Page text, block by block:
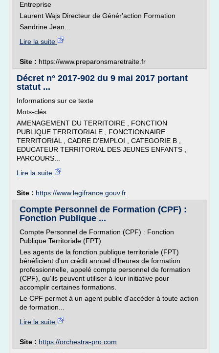
Entreprise
Laurent Wajs Directeur de Génér'action Formation
Sandrine Jean...
Lire la suite
Site : https://www.preparonsmaretraite.fr
Décret n° 2017-902 du 9 mai 2017 portant
statut ...
Informations sur ce texte
Mots-clés
AMENAGEMENT DU TERRITOIRE , FONCTION
PUBLIQUE TERRITORIALE , FONCTIONNAIRE
TERRITORIAL , CADRE D'EMPLOI , CATEGORIE B ,
EDUCATEUR TERRITORIAL DES JEUNES ENFANTS ,
PARCOURS...
Lire la suite
Site : https://www.legifrance.gouv.fr
Compte Personnel de Formation (CPF) :
Fonction Publique ...
Compte Personnel de Formation (CPF) : Fonction
Publique Territoriale (FPT)
Les agents de la fonction publique territoriale (FPT)
bénéficient d'un crédit annuel d'heures de formation
professionnelle, appelé compte personnel de formation
(CPF), qu'ils peuvent utiliser à leur initiative pour
accomplir certaines formations.
Le CPF permet à un agent public d'accéder à toute action
de formation...
Lire la suite
Site : https://orchestra-pro.com